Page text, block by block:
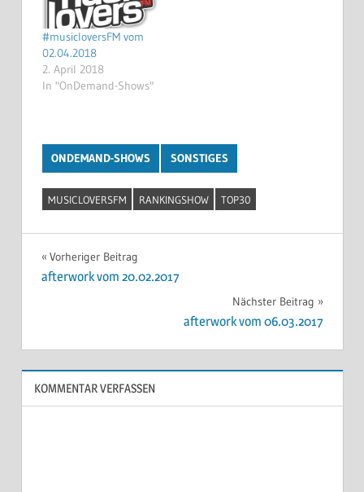
#musicloversFM vom
02.04.2018
2. April 2018
In "OnDemand-Shows"
ONDEMAND-SHOWS SONSTIGES
MUSICLOVERSFM RANKINGSHOW TOP30
Beitragsnavigation
Vorheriger Beitrag
afterwork vom 20.02.2017
Nächster Beitrag
afterwork vom 06.03.2017
KOMMENTAR VERFASSEN